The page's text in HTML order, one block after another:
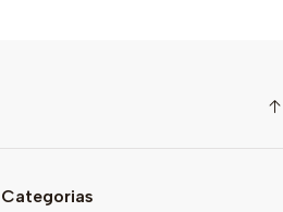
Categorias